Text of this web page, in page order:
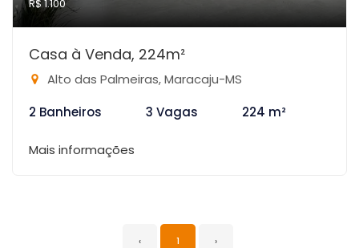
R$ 1.100
Casa à Venda, 224m²
Alto das Palmeiras, Maracaju-MS
2 Banheiros
3 Vagas 224 m²
Mais informações
‹ 1 ›